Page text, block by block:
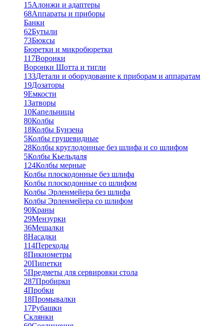
15Алонжи и адаптеры
68Аппараты и приборы
Банки
62Бутыли
73Бюксы
Бюретки и микробюретки
117Воронки
Воронки Шотта и тигли
133Детали и оборудование к приборам и аппаратам
19Дозаторы
9Емкости
1Затворы
10Капельницы
80Колбы
18Колбы Бунзена
5Колбы грушевидные
28Колбы круглодонные без шлифа и со шлифом
5Колбы Кьельдаля
124Колбы мерные
Колбы плоскодонные без шлифа
Колбы плоскодонные со шлифом
Колбы Эрленмейера без шлифа
Колбы Эрленмейера со шлифом
90Краны
29Мензурки
36Мешалки
8Насадки
114Переходы
8Пикнометры
20Пипетки
5Предметы для сервировки стола
287Пробирки
4Пробки
18Промывалки
17Рубашки
Склянки